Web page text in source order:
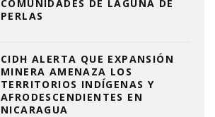
COMUNIDADES DE LAGUNA DE
PERLAS
CIDH ALERTA QUE EXPANSIÓN
MINERA AMENAZA LOS
TERRITORIOS INDÍGENAS Y
AFRODESCENDIENTES EN
NICARAGUA